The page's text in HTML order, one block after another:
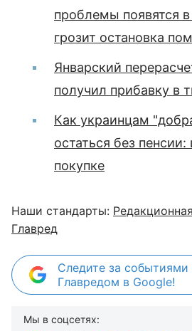
проблемы появятся
грозит остановка
Январский
получил прибавку в
Как украинцам
остаться без
покупке
Наши стандарты:
Главред
Следите за событиями
Главредом в Google!
Мы в соцсетях: